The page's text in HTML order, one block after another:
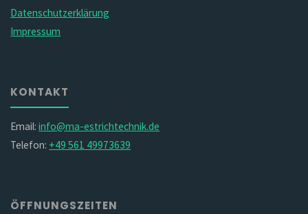
Datenschutzerklärung
Impressum
KONTAKT
Email:info@ma-estrichtechnik.de
Telefon: +49 561 49973639
ÖFFNUNGSZEITEN